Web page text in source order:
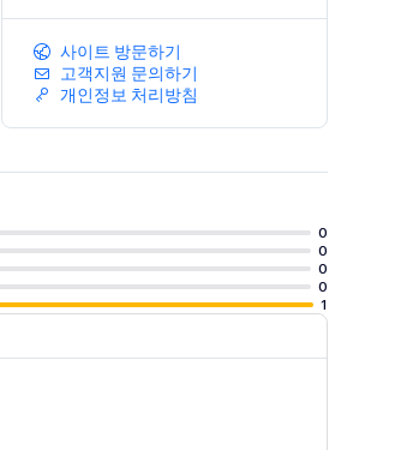
사이트 방문하기
고객지원 문의하기
개인정보 처리방침
0
0
0
0
1